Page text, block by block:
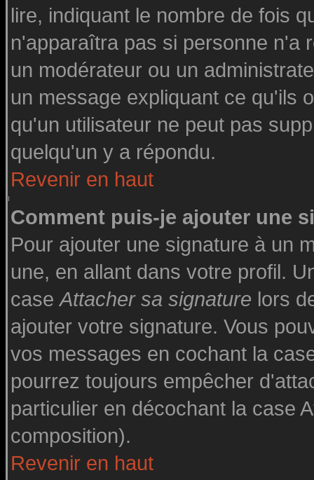
lire, indiquant le nombre de fois
n'apparaîtra pas si personne n'a
un modérateur ou un
un message expliquant ce qu'ils
qu'un utilisateur ne peut pas
quelqu'un y a répondu.
Revenir en haut
Comment puis-je ajouter une
Pour ajouter une signature à un
une, en allant dans votre profil.
caseAttacher sa signature lors
ajouter votre signature. Vous
vos messages en cochant la
pourrez toujours empêcher
particulier en décochant la case
composition).
Revenir en haut